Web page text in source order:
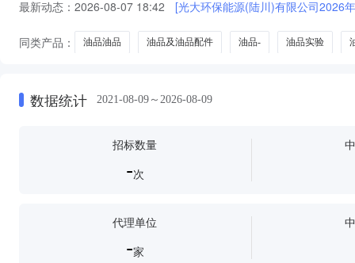
最新动态： 2026-08-07 18:42 [光大环保能源(陆川)有限公司2026
同类产品： 油品油品 油品及油品配件 油品- 油品实验
数据统计 2021-08-09～2026-08-09
招标数量
-次
代理单位
-家